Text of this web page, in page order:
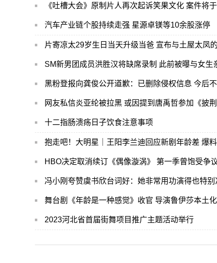
《吐槽大会》原制片人再次起诉笑果文化 案件将
汽车产业链个股持续走强 星源卓镁等10余股涨停
片寄凉太29岁生日当天升级当爸 宣布与土屋太凤
SM新男团成员洪胜汉将缺席录制 此前被曝与女生
黑粉登报向龚俊公开道歉：已删除侵权信息 今后
网友私信炎亚纶被拉黑 或因提到唐禹哲参加《披
十二指肠溃疡日子饮食注意事项
抱走吧！大明星｜王阳李兰迪回应新剧年龄差 爆
HBO决定取消续订《偶像漩涡》 第一季曾饱受争
冯小刚夸赞虞书欣台词好：她非常用功演得也特别
舞台剧《年龄是一种感觉》收官 导演鲁伊莎本土
2023河北省首届街舞项目推广主题活动举行